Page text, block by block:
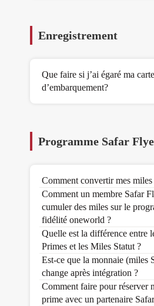
Enregistrement
Que faire si j’ai égaré ma carte
d’embarquement?
Programme Safar
Comment convertir mes miles
Comment un membre Safar
cumuler des miles sur le
fidélité oneworld ?
Quelle est la différence entre
Primes et les Miles Statut ?
Est-ce que la monnaie (miles
change après intégration ?
Comment faire pour réserver
prime avec un partenaire